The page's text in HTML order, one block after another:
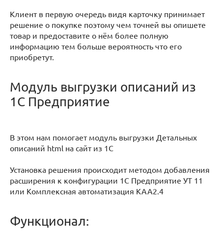
Клиент в первую очередь видя карточку принимает
решение о покупке поэтому чем точней вы опишете
товар и предоставите о нём более полную
информацию тем больше вероятность что его
приобретут.
Модуль выгрузки описаний из
1С Предприятие
В этом нам помогает модуль выгрузки Детальных
описаний html на сайт из 1С
Установка решения происходит методом добавления
расширения к конфигурации 1С Предприятие УТ 11
или Комплексная автоматизация КАА2.4
Функционал: